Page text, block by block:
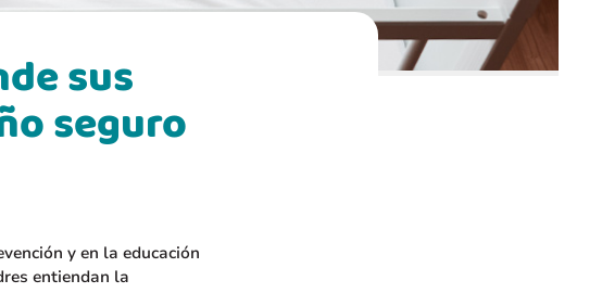
sus
seguro
y en la educación
entiendan la